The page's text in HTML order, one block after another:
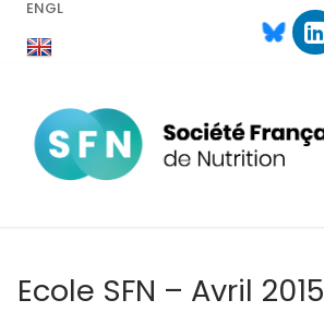
AllerENGL
Ecole SFN – Avril 2015